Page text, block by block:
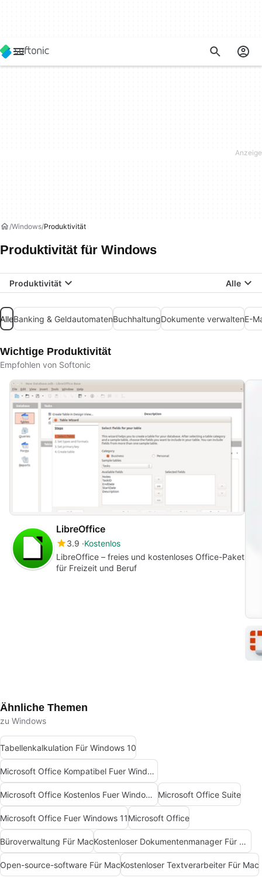
Windows Produktivität
Produktivität für Windows
Produktivität Alle
AlleBanking & GeldautomatenBuchhaltungDokumente verwaltenE-
Wichtige Produktivität
Empfohlen von Softonic
LibreOffice
3.9 Kostenlos
LibreOffice – freies und kostenloses Office-Paket
für Freizeit und Beruf
Ähnliche Themen
zu Windows
Tabellenkalkulation Für Windows 10
Microsoft Office Kompatibel Fuer Windows 7
Microsoft Office Kostenlos Fuer Windows 7 Microsoft Office Suite
Microsoft Office Fuer Windows 11Microsoft Office
Büroverwaltung Für Mac Kostenloser Dokumentenmanager Für Mac
Open-source-software Für MacKostenloser Textverarbeiter Für Mac